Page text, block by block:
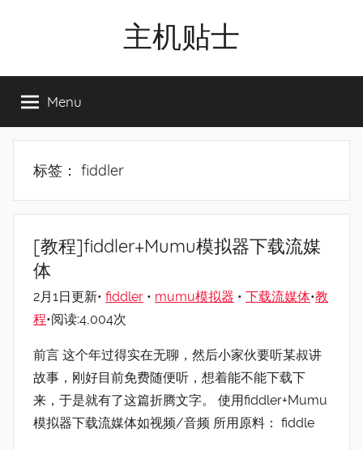
主机贴士
工|BandwagonHost
VPS|Vps|
主
荐
Menu
标签： fiddler
[教程]fiddler+Mumu模拟器下载流媒
体
2月1日更新• fiddler • mumu模拟器 • 下载流媒体•教
程•阅读:4,004次
前言 这个年过得实在无聊，然后小家伙要听某叔讲
故事，刚好目前免费随便听，想着能不能下载下
来，于是就有了这篇折腾文字。 使用fiddler+Mumu
模拟器下载流媒体如视频/音频 所用原料： fiddle